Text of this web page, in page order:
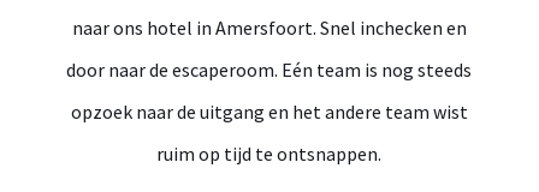
naar ons hotel in Amersfoort. Snel inchecken en
door naar de escaperoom. Eén team is nog steeds
opzoek naar de uitgang en het andere team wist
ruim op tijd te ontsnappen.